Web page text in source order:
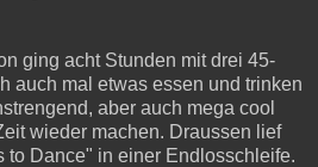
ging acht Stunden mit drei 45-
auch mal etwas essen und trinken
aber auch mega cool
wieder machen. Draussen lief
to Dance" in einer Endlosschleife.